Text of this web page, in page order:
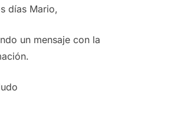
días Mario,
un mensaje con la